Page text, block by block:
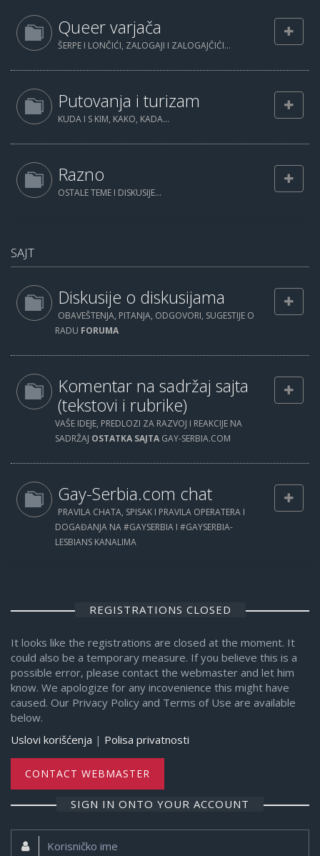
Queer varjača
ŠERPE I LONČIĆI, ZALOGAJI I ZALOGAJČIĆI...
Putovanja i turizam
KUDA I S KIM, KAKO, KADA...
Razno
OSTALE TEME I DISKUSIJE...
SAJT
Diskusije o diskusijama
OBAVEŠTENJA, PITANJA, ODGOVORI, SUGESTIJE O
RADU FORUMA
Komentar na sadržaj sajta
(tekstovi i rubrike)
VAŠE IDEJE, PREDLOZI ZA RAZVOJ I REAKCIJE NA
SADRŽAJ OSTATKA SAJTA GAY-SERBIA.COM
Gay-Serbia.com chat
PRAVILA CHATA, SPISAK I PRAVILA OPERATERA I
DOGAĐANJA NA #GAYSERBIA I #GAYSERBIA-
LESBIANS KANALIMA
REGISTRATIONS CLOSED
It looks like the registrations are closed at the moment. It
could also be a temporary measure. If you believe this is a
possible error, please contact the webmaster and let him
know. We apologize for any incovenience this might have
caused. Our Privacy Policy and Terms of Use are available
below.
Uslovi korišćenja | Polisa privatnosti
CONTACT WEBMASTER
SIGN IN ONTO YOUR ACCOUNT
Korisničko